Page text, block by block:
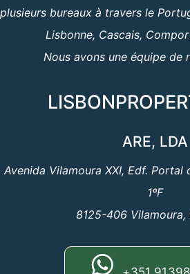
plusieurs bureaux à travers le
Lisbonne, Cascais,
Nous avons une équipe de
ARE, LDA
Avenida Vilamoura XXI, Edf. Portal
1ºF
8125-406 Vilamoura,